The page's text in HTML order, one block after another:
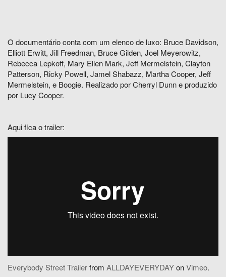
O documentário conta com um elenco de luxo: Bruce Davidson,
Elliott Erwitt, Jill Freedman, Bruce Gilden, Joel Meyerowitz,
Rebecca Lepkoff, Mary Ellen Mark, Jeff Mermelstein, Clayton
Patterson, Ricky Powell, Jamel Shabazz, Martha Cooper, Jeff
Mermelstein, e Boogie. Realizado por Cherryl Dunn e produzido
por Lucy Cooper.
Aqui fica o trailer:
Everybody Street Trailerfrom ALLDAYEVERYDAYonVimeo.